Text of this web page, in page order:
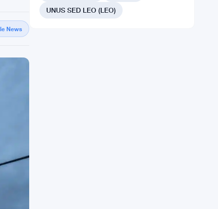
News
UNUS SED LEO (LEO)